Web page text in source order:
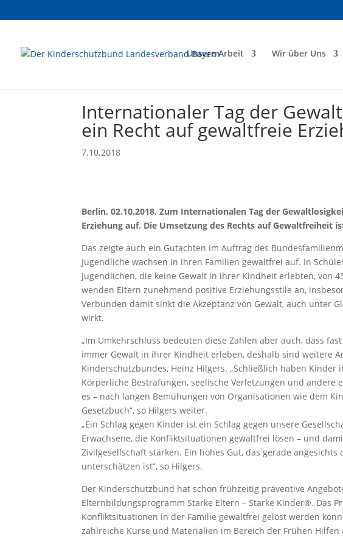
Unsere Arbeit Wir über Uns
Internationaler Tag der
ein Recht auf gewaltfreie
7.10.2018
Berlin, 02.10.2018. Zum Internationalen Tag der
Erziehung auf. Die Umsetzung des Rechts auf Gewaltfreiheit
Das zeigte auch ein Gutachten im Auftrag des
Jugendliche wachsen in ihren Familien gewaltfrei auf. In
Jugendlichen, die keine Gewalt in ihrer Kindheit erlebten, von
wenden Eltern zunehmend positive Erziehungsstile an,
Verbunden damit sinkt die Akzeptanz von Gewalt, auch unter
wirkt.
„Im Umkehrschluss bedeuten diese Zahlen aber auch, dass
immer Gewalt in ihrer Kindheit erleben, deshalb sind weitere
Kinderschutzbundes, Heinz Hilgers. „Schließlich haben
Körperliche Bestrafungen, seelische Verletzungen und
es – nach langen Bemühungen von Organisationen wie dem
Gesetzbuch“, so Hilgers weiter.
„Ein Schlag gegen Kinder ist ein Schlag gegen unsere
Erwachsene, die Konfliktsituationen gewaltfrei lösen – und
Zivilgesellschaft stärken. Ein hohes Gut, das gerade
unterschätzen ist“, so Hilgers.
Der Kinderschutzbund hat schon frühzeitig präventive
Elternbildungsprogramm Starke Eltern – Starke Kinder®. Das
Konfliktsituationen in der Familie gewaltfrei gelöst werden
zahlreiche Kurse und Materialien im Bereich der Frühen Hilfen